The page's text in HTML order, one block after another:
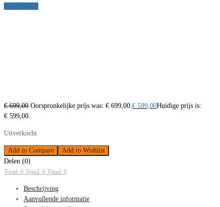
Aanbieding!
€699,00 Oorspronkelijke prijs was: € 699,00. € 599,00Huidige prijs is:
€ 599,00.
Uitverkocht
Add to Compare
Add to Wishlist
Delen (0)
Totaal: 0 Totaal: 0 Totaal: 0
Beschrijving
Aanvullende informatie